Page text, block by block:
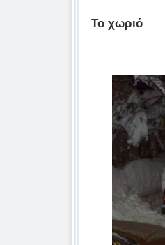
Το χωριό